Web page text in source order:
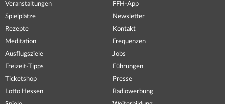
Veranstaltungen
Spielplätze
Rezepte
Meditation
Ausflugsziele
Freizeit-Tipps
Ticketshop
Lotto Hessen
FFH-App
Newsletter
Kontakt
Frequenzen
Jobs
Führungen
Presse
Radiowerbung